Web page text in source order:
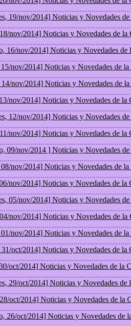
19/nov/2014] Noticias y Novedades
nov/2014] Noticias y Novedades de la
16/nov/2014] Noticias y Novedades de
15/nov/2014] Noticias y Novedades de
14/nov/2014] Noticias y Novedades de
nov/2014] Noticias y Novedades de la
12/nov/2014] Noticias y Novedades
nov/2014] Noticias y Novedades de la
09/nov/2014 ] Noticias y Novedades
08/nov/2014] Noticias y Novedades de
nov/2014] Noticias y Novedades de la
05/nov/2014] Noticias y Novedades
nov/2014] Noticias y Novedades de la
01/nov/2014] Noticias y Novedades de
oct/2014] Noticias y Novedades de la
oct/2014] Noticias y Novedades de la
29/oct/2014] Noticias y Novedades de
oct/2014] Noticias y Novedades de la
26/oct/2014] Noticias y Novedades de